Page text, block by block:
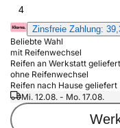
4
Zinsfreie Zahlung:
Beliebte Wahl
mit Reifenwechsel
Reifen an Werkstatt geliefert
ohne Reifenwechsel
Reifen nach Hause geliefert
Mi. 12.08. - Mo. 17.08.